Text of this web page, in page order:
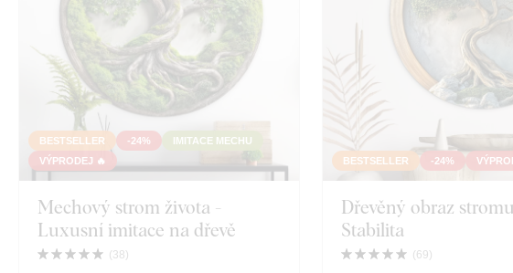
Dekor
Barva
Vlastní text
Technologie výroby
Exkluzivita
Motýli
Věnec
Hudba
Vesmír
BESTSELLER -24%
IMITACE MECHU
VÝPRODEJ 🔥
Mechový strom života -
Luxusní imitace na dřevě
(38)
BESTSELLER -24%
Dřevěný obraz
Stabilita
(69)